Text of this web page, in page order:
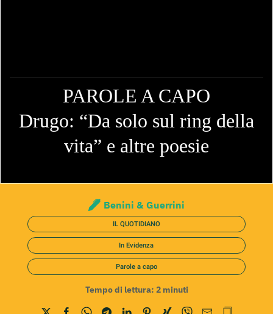
PAROLE A CAPO
Drugo: “Da solo sul ring della
vita” e altre poesie
Benini & Guerrini
IL QUOTIDIANO
In Evidenza
Parole a capo
Tempo di lettura: 2 minuti